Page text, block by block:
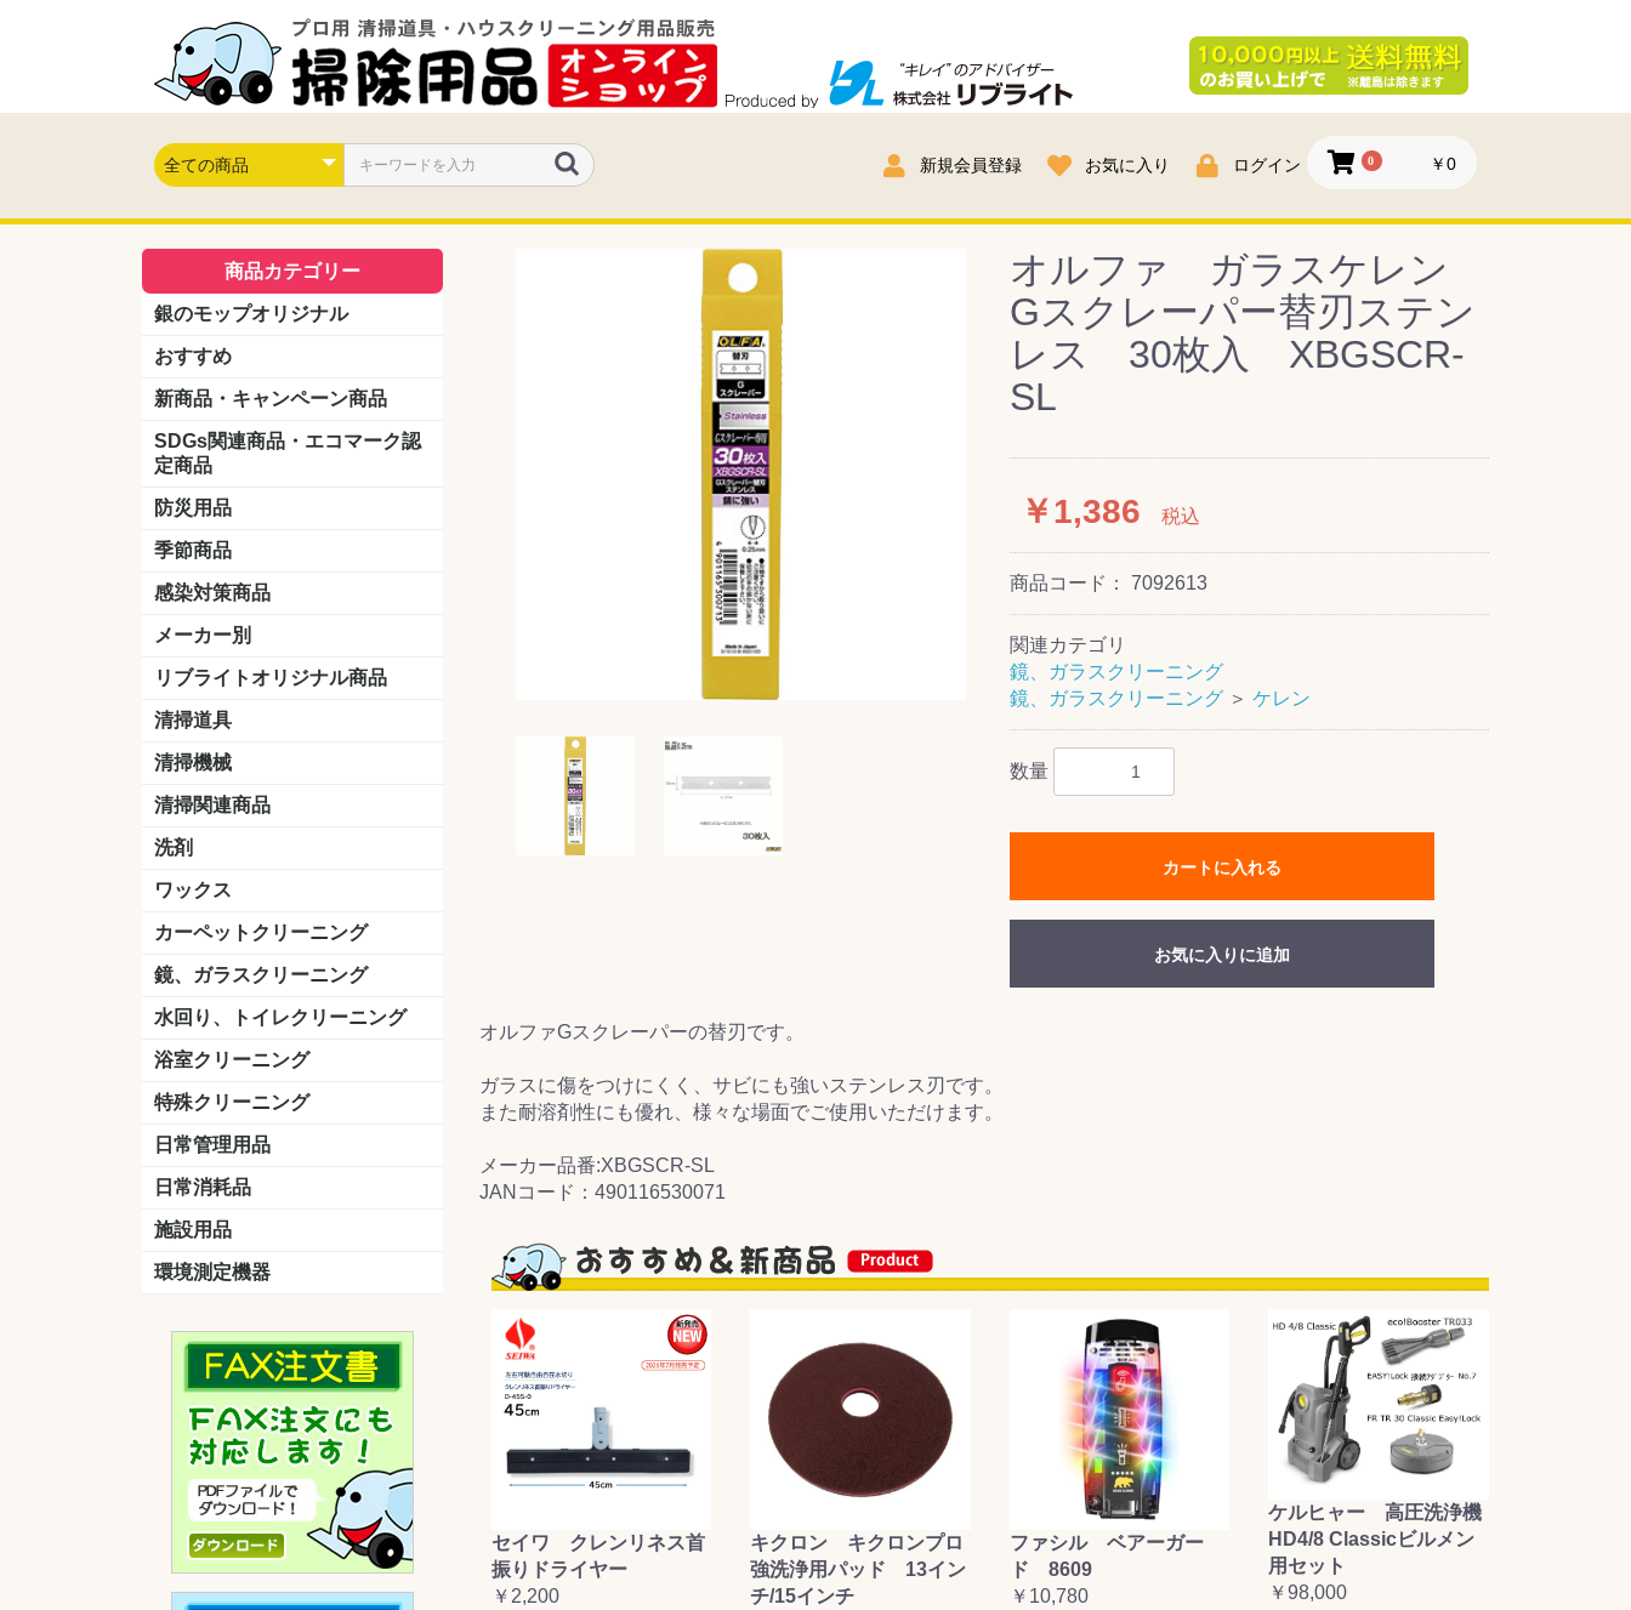
新規会員登録 お気に入り ログイン 0 ￥0
商品カテゴリー
銀のモップオリジナル
おすすめ
新商品・キャンペーン商品
キャンペーン商品
新製品
SDGs関連商品・エコマーク認
定商品
防災用品
季節商品
感染対策商品
おう吐物
除菌洗剤
うがい薬
マスク
手洗い石鹸
手指消毒
手袋
メーカー別
クオリティ
ニイタカ
シーバイエス
リンレイ
ペンギンワックス
横浜油脂工業
ミッケル化学（旧：スイショウ
ユシロ化学
コニシ
つやげん
ダイカ商事
スリーエムジャパン
山崎産業
テラモト
セイワ
エトレー
ラバーメイド
ジャパックス
日本サニパック
ケルヒャー
マキタ
ショーワグローブ
花王
サラヤ
アルボース
コスケム
ミヤキ
紺商
信徳ポミー
リブライトオリジナル商品
LLオレンジクリーナー
LL油脂専用クリーナー
LLワックスモップ
LL-21
マーベラスiL
清掃道具
ほうき
ちりとり
モップ及び関連品 ワンタッチ式モップ
水切りドライヤー
その他アタッチメント
(ワンタッチ式用)
モップ
ハードフロア用ダストモップ
テラモト
その他
清掃機械
掃除機
ドライバキューム
アップライトバキューム
コードレスタイプ
高圧洗浄機
吸水機
カーペット用マシン
送風機
ポリッシャー スタンダード
ハンディポリッシャー
ポリッシャー・自動床洗浄機用
掃除機用紙パック
その他
清掃関連商品
ダストカート
台車
移動式バレット
脚立
モップハンガー
サインボード
光沢計
カーペット汚染度計
洗剤
床用表面洗浄剤
ハクリ剤
厨房用
工場用
石材用
サビ用
木材用
タイル用
外壁用
壁面用
手あか用
病院用
除菌用
ワックス
樹脂ワックス
半樹脂ワックス
フローリング用
病院用ワックス
中性ワックス
石材用
木床用
その他
カーペットクリーニング
洗剤
ブラシ
パット
その他
鏡、ガラスクリーニング
ガラスワイパー
シャンパー(ウオッシャー)
ガラススクイジー
ケレン
ツールホルダー
洗剤 うろこ取り
天井・高所作業
水回り、トイレクリーニング
洗剤
尿石除去剤
水アカ除去剤
排水管つまり除去剤
消臭・防臭剤
道具
浴室クリーニング
洗剤
バスクリーナー
カビ取り剤
道具
特殊クリーニング
石材
エアコン
外壁
その他
日常管理用品
クリーナー
洗濯用洗剤
油汚れ落とし
サビ取り剤
タバコ専用消臭
日常消耗品
トイレットペーパー
ペーパータオル
便座除菌クリーナー
ポリ袋
施設用品
マット・他
ベンチ
灰皿
傘立
くず入れ
環境測定機器
オルファ ガラスケレン
Gスクレーパー替刃ステン
レス 30枚入 XBGSCR-
SL
￥1,386 税込
商品コード： 7092613
関連カテゴリ
鏡、ガラスクリーニング
鏡、ガラスクリーニング ＞ ケレン
数量
カートに入れる
お気に入りに追加
オルファGスクレーパーの替刃です。
ガラスに傷をつけにくく、サビにも強いステンレス刃です。
また耐溶剤性にも優れ、様々な場面でご使用いただけます。
メーカー品番:XBGSCR-SL
JANコード：490116530071
セイワ クレンリネス首
振りドライヤー
￥2,200
キクロン キクロンプロ
強洗浄用パッド 13イン
チ/15インチ
ファシル ベアーガー
ド 8609
￥10,780
ケルヒャー 高圧洗浄機
HD4/8 Classicビルメン
用セット
￥98,000